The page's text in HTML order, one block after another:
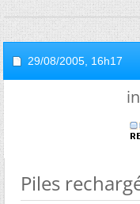
29/08/2005, 16h17
Piles